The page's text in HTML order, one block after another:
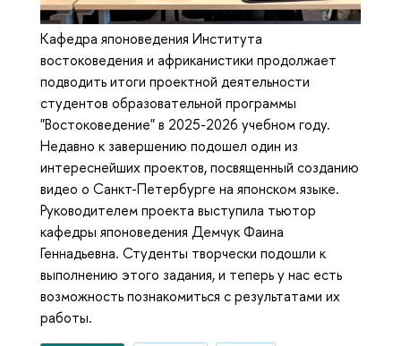
Кафедра японоведения Института
востоковедения и африканистики продолжает
подводить итоги проектной деятельности
студентов образовательной программы
"Востоковедение" в 2025-2026 учебном году.
Недавно к завершению подошел один из
интереснейших проектов, посвященный созданию
видео о Санкт-Петербурге на японском языке.
Руководителем проекта выступила тьютор
кафедры японоведения Демчук Фаина
Геннадьевна. Студенты творчески подошли к
выполнению этого задания, и теперь у нас есть
возможность познакомиться с результатами их
работы.